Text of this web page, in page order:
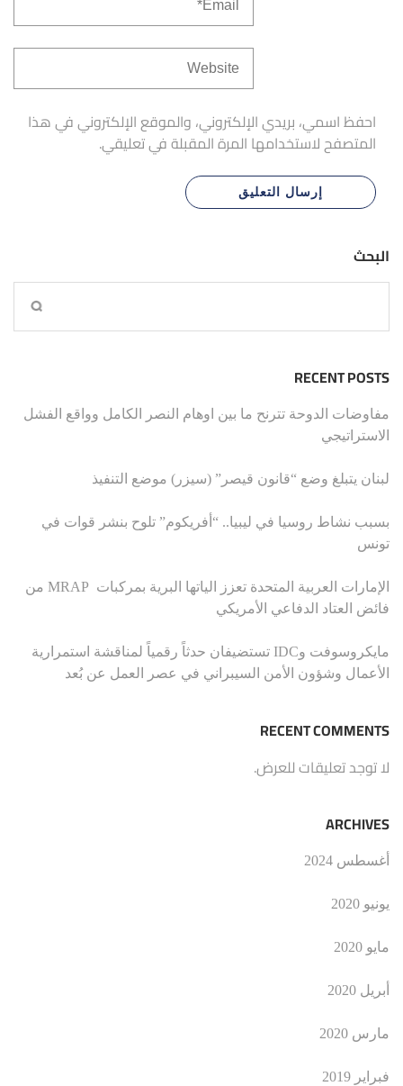
احفظ اسمي، بريدي الإلكتروني، والموقع الإلكتروني في هذا
المتصفح لاستخدامها المرة المقبلة في تعليقي.
البحث
RECENT POSTS
مفاوضات الدوحة تترنح ما بين اوهام النصر الكامل وواقع الفشل
الاستراتيجي
لبنان يتبلغ وضع “قانون قيصر” (سيزر) موضع التنفيذ
بسبب نشاط روسيا في ليبيا.. “أفريكوم” تلوح بنشر قوات في
تونس
الإمارات العربية المتحدة تعزز الياتها البرية بمركبات MRAP من
فائض العتاد الدفاعي الأمريكي
مايكروسوفت وIDC تستضيفان حدثاً رقمياً لمناقشة استمرارية
الأعمال وشؤون الأمن السيبراني في عصر العمل عن بُعد
RECENT COMMENTS
لا توجد تعليقات للعرض.
ARCHIVES
أغسطس 2024
يونيو 2020
مايو 2020
أبريل 2020
مارس 2020
فبراير 2019